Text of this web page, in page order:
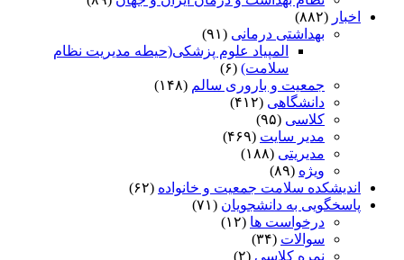
اخبار (۸۸۲)
بهداشتی درمانی (۹۱)
المپیاد علوم پزشکی(حیطه مدیریت نظام
سلامت) (۶)
جمعیت و باروری سالم (۱۴۸)
دانشگاهی (۴۱۲)
کلاسی (۹۵)
مدیر سایت (۴۶۹)
مدیریتی (۱۸۸)
ویژه (۸۹)
اندیشکده سلامت جمعیت و خانواده (۶۲)
پاسخگویی به دانشجویان (۷۱)
درخواست ها (۱۲)
سوالات (۳۴)
نمره کلاسی (۲)